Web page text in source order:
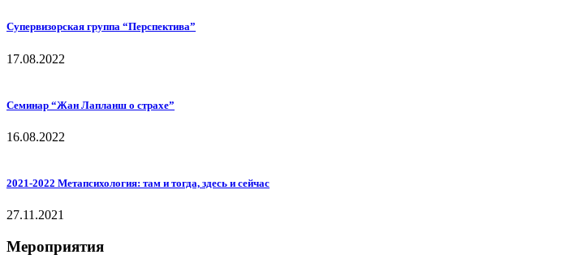
Супервизорская группа “Перспектива”
17.08.2022
Семинар “Жан Лапланш о страхе”
16.08.2022
2021-2022 Метапсихология: там и тогда, здесь и сейчас
27.11.2021
Мероприятия